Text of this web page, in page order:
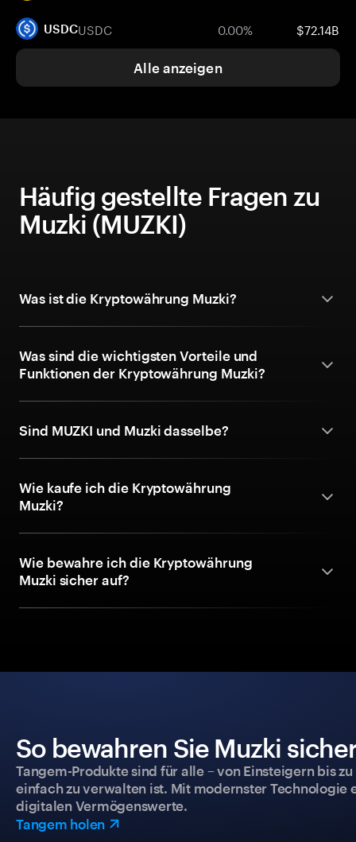
USDCUSDC 0.00% $72.14B
Alle anzeigen
Häufig gestellte Fragen zu
Muzki (MUZKI)
Was ist die Kryptowährung Muzki?
Was sind die wichtigsten Vorteile und
Funktionen der Kryptowährung Muzki?
Sind MUZKI und Muzki dasselbe?
Wie kaufe ich die Kryptowährung
Muzki?
Wie bewahre ich die Kryptowährung
Muzki sicher auf?
So bewahren Sie Muzki
Tangem-Produkte sind für alle – von Einsteigern bis
einfach zu verwalten ist. Mit modernster
digitalen Vermögenswerte.
Tangem holen